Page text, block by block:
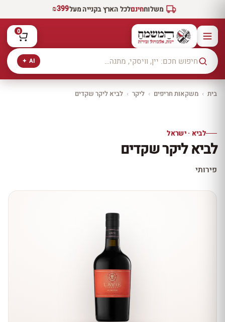
משלוחחינםלכל הארץ בקנייה מעל₪399
AI ✦
0
בית › משקאות חריפים › ליקר › לביא ליקר שקדים
10% הנחה
עכשיו ב-10% הנחה
לביא · ישראל
לביא ליקר שקדים
פירותי